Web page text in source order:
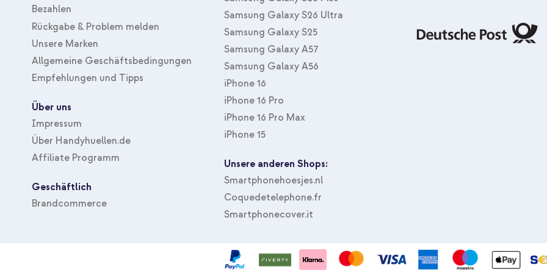
Bezahlen
Rückgabe & Problem melden
Unsere Marken
Allgemeine Geschäftsbedingungen
Empfehlungen und Tipps
Über uns
Impressum
Über Handyhuellen.de
Affiliate Programm
Geschäftlich
Brandcommerce
Samsung Galaxy S26 Ultra
Samsung Galaxy S25
Samsung Galaxy A57
Samsung Galaxy A56
iPhone 16
iPhone 16 Pro
iPhone 16 Pro Max
iPhone 15
Unsere anderen Shops:
Smartphonehoesjes.nl
Coquedetelephone.fr
Smartphonecover.it